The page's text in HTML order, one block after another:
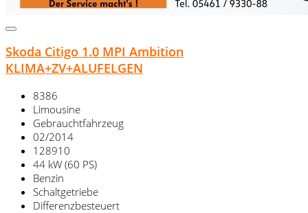
Skoda Citigo 1.0 MPI Ambition
KLIMA+ZV+ALUFELGEN
8386
Limousine
Gebrauchtfahrzeug
02/2014
128910
44 kW (60 PS)
Benzin
Schaltgetriebe
Differenzbesteuert